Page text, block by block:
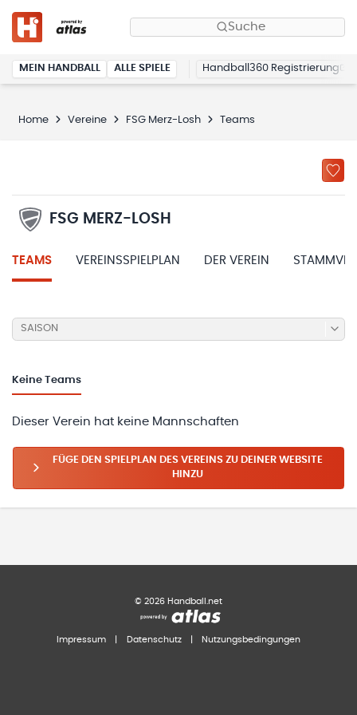
Suche
MEIN HANDBALL ALLE SPIELE Handball360 Registrierung
Home Vereine FSG Merz-Losh Teams
FSG MERZ-LOSH
TEAMS VEREINSSPIELPLAN DER VEREIN
SAISON
Keine Teams
Dieser Verein hat keine Mannschaften
FÜGE DEN SPIELPLAN DES VEREINS ZU DEINER WEBSITE
HINZU
© 2026 Handball.net
Impressum Datenschutz Nutzungsbedingungen